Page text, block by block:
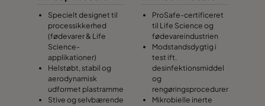
Specielt designet til
processikkerhed
(fødevarer & Life
Science-
applikationer)
Helstøbt, stabil og
aerodynamisk
udformet plastramme
Stive og selvbærende
ProSafe-certificeret
til Life Science og
fødevareindustrien
Modstandsdygtig i
test ift.
desinfektionsmiddel
og
rengøringsprocedurer
Mikrobielle inerte